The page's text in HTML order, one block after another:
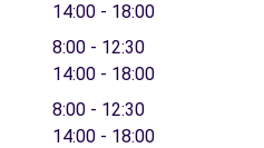
14:00 - 18:00
8:00 - 12:30
14:00 - 18:00
8:00 - 12:30
14:00 - 18:00